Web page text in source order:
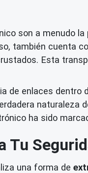
son a menudo la
también cuenta
Esta
de enlaces dentro
naturaleza
ha sido
Tu
una forma de